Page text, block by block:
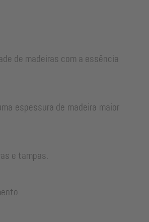
de madeiras com a essência
espessura de madeira maior
e tampas.